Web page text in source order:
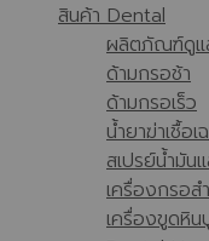
สินค้า Dental
ผลิตภัณฑ์ดูแ
ด้ามกรอช้า
ด้ามกรอเร็ว
น้ำยาฆ่าเชื้อเ
สเปรย์น้ำมัน
เครื่องกรอ
เครื่องขูดหิ